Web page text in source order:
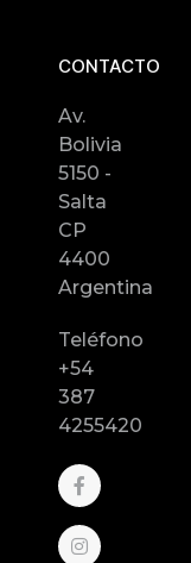
CONTACTO
Av.
Bolivia
5150 -
Salta
CP
4400
Argentina
Teléfono
+54
387
4255420